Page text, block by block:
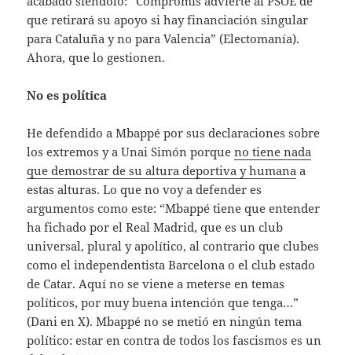
que retirará su apoyo si hay financiación singular
para Cataluña y no para Valencia” (Electomanía).
Ahora, que lo gestionen.
No es política
He defendido a Mbappé por sus declaraciones sobre
los extremos y a Unai Simón porqueno tiene nada
que demostrar de su altura deportiva y humana a
estas alturas. Lo que no voy a defender es
argumentos como este: “Mbappé tiene que entender
ha fichado por el Real Madrid, que es un club
universal, plural y apolítico, al contrario que clubes
como el independentista Barcelona o el club estado
de Catar. Aquí no se viene a meterse en temas
políticos, por muy buena intención que tenga…”
(Dani en X). Mbappé no se metió en ningún tema
político: estar en contra de todos los fascismos es un